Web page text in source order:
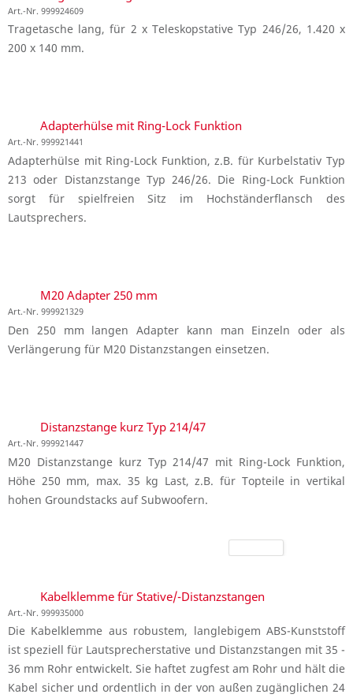
Art.-Nr. 999924609
Tragetasche lang, für 2 x Teleskopstative Typ 246/26, 1.420 x
200 x 140 mm.
Adapterhülse mit Ring-Lock Funktion
Art.-Nr. 999921441
Adapterhülse mit Ring-Lock Funktion, z.B. für Kurbelstativ Typ
213 oder Distanzstange Typ 246/26. Die Ring-Lock Funktion
sorgt für spielfreien Sitz im Hochständerflansch des
Lautsprechers.
M20 Adapter 250 mm
Art.-Nr. 999921329
Den 250 mm langen Adapter kann man Einzeln oder als
Verlängerung für M20 Distanzstangen einsetzen.
Distanzstange kurz Typ 214/47
Art.-Nr. 999921447
M20 Distanzstange kurz Typ 214/47 mit Ring-Lock Funktion,
Höhe 250 mm, max. 35 kg Last, z.B. für Topteile in vertikal
hohen Groundstacks auf Subwoofern.
Kabelklemme für Stative/-Distanzstangen
Art.-Nr. 999935000
Die Kabelklemme aus robustem, langlebigem ABS-Kunststoff
ist speziell für Lautsprecherstative und Distanzstangen mit 35 -
36 mm Rohr entwickelt. Sie haftet zugfest am Rohr und hält die
Kabel sicher und ordentlich in der von außen zugänglichen 24